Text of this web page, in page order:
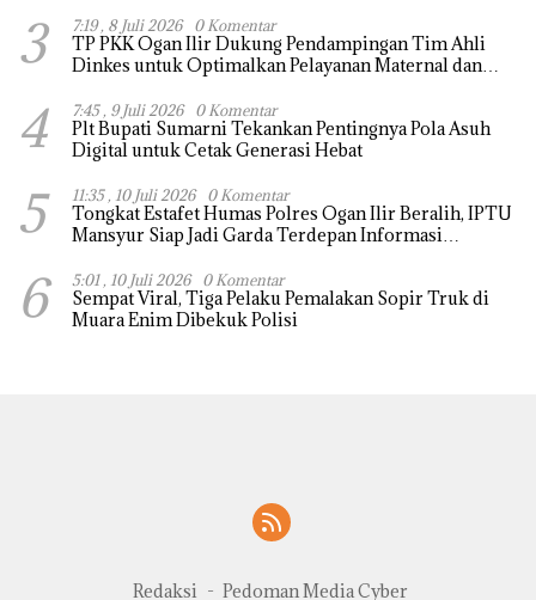
3 7:19 , 8 Juli 2026 0 Komentar
TP PKK Ogan Ilir Dukung Pendampingan Tim Ahli
Dinkes untuk Optimalkan Pelayanan Maternal dan
4 7:45 , 9 Juli 2026 0 Komentar
Plt Bupati Sumarni Tekankan Pentingnya Pola Asuh
Digital untuk Cetak Generasi Hebat
5 11:35 , 10 Juli 2026 0 Komentar
Tongkat Estafet Humas Polres Ogan Ilir Beralih, IPTU
Mansyur Siap Jadi Garda Terdepan Informasi
6 5:01 , 10 Juli 2026 0 Komentar
Sempat Viral, Tiga Pelaku Pemalakan Sopir Truk di
Muara Enim Dibekuk Polisi
Redaksi Pedoman Media Cyber